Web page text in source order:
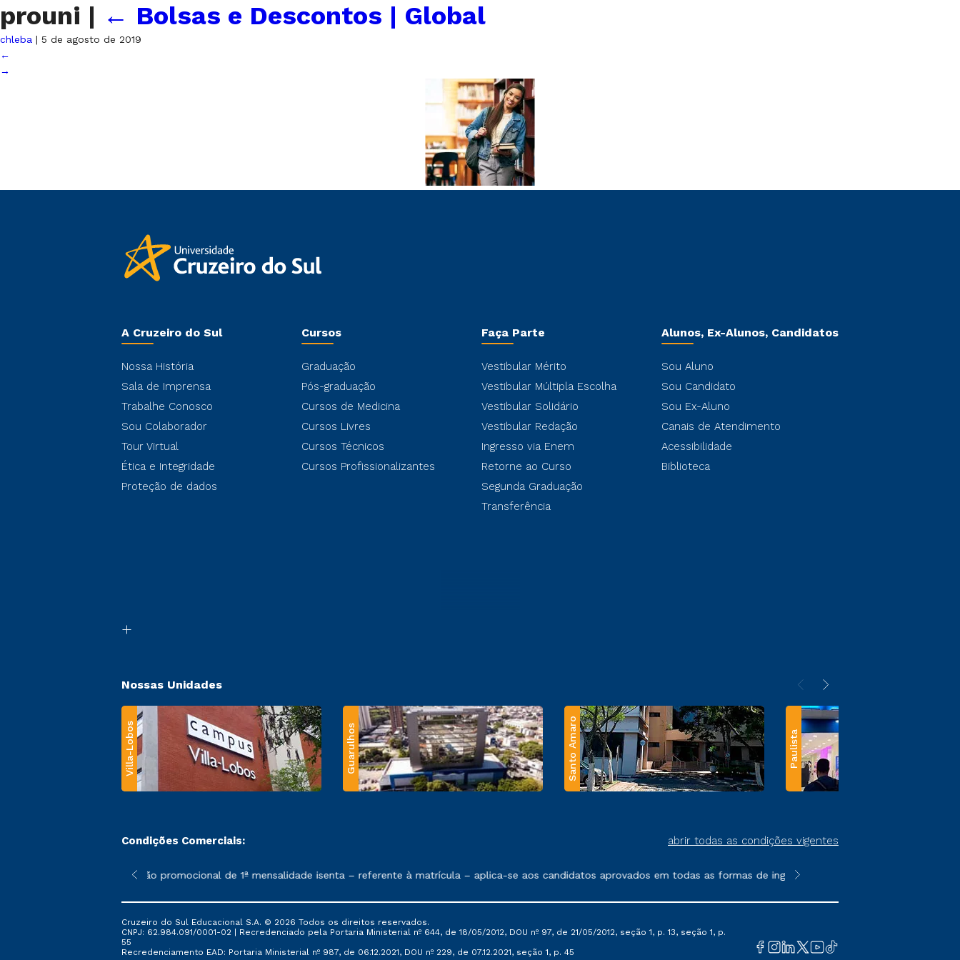
prouni | ← Bolsas e Descontos | Global
chleba | 5 de agosto de 2019
←
→
A Cruzeiro do Sul
Nossa História
Sala de Imprensa
Trabalhe Conosco
Sou Colaborador
Tour Virtual
Ética e Integridade
Proteção de dados
Cursos
Graduação
Pós-graduação
Cursos de Medicina
Cursos Livres
Cursos Técnicos
Cursos Profissionalizantes
Faça Parte
Vestibular Mérito
Vestibular Múltipla Escolha
Vestibular Solidário
Vestibular Redação
Ingresso via Enem
Retorne ao Curso
Segunda Graduação
Transferência
Alunos, Ex-Alunos, Candidatos
Sou Aluno
Sou Candidato
Sou Ex-Aluno
Canais de Atendimento
Acessibilidade
Biblioteca
Nossas Unidades
Villa-Lobos Guarulhos Santo Amaro Paulista
Condições Comerciais: abrir todas as condições vigentes
sofrer alterações nos períodos de rematrícula conforme exposto no contrato de prestação de serviços.
*A condição promocional de 1ª mensalidade isenta – referente à matrícula – aplica-se aos candidatos aprovados em todas as formas de ingresso, exceto na prova on-line
**Semipresencial e EAD são
Cruzeiro do Sul Educacional S.A. © 2026 Todos os direitos reservados.
CNPJ: 62.984.091/0001-02 | Recredenciado pela Portaria Ministerial nº 644, de 18/05/2012, DOU nº 97, de 21/05/2012, seção 1, p. 13, seção 1, p.
55
Recredenciamento EAD: Portaria Ministerial nº 987, de 06.12.2021, DOU nº 229, de 07.12.2021, seção 1, p. 45